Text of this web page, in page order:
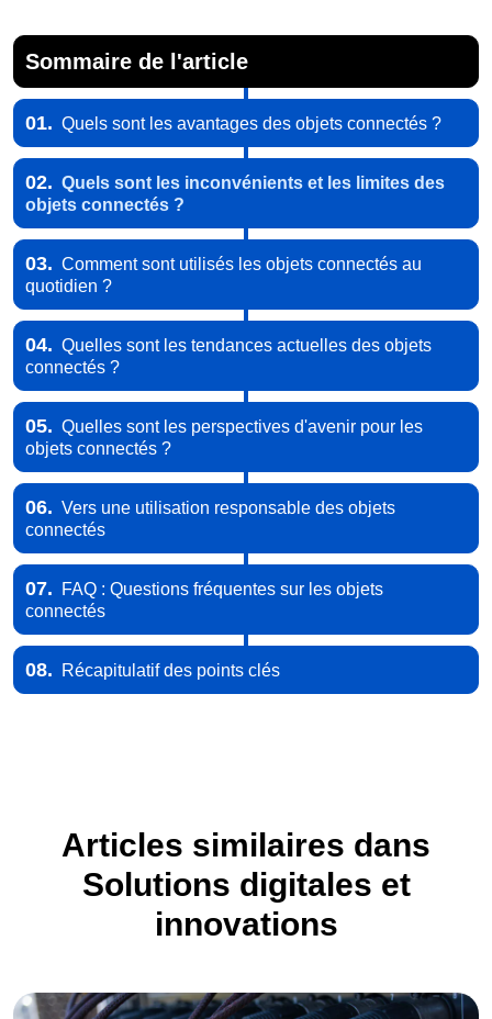
Sommaire de l'article
01. Quels sont les avantages des objets connectés ?
02. Quels sont les inconvénients et les limites des
objets connectés ?
03. Comment sont utilisés les objets connectés au
quotidien ?
04. Quelles sont les tendances actuelles des objets
connectés ?
05. Quelles sont les perspectives d'avenir pour les
objets connectés ?
06. Vers une utilisation responsable des objets
connectés
07.
FAQ : Questions fréquentes sur les objets
connectés
08. Récapitulatif des points clés
Articles similaires dans
Solutions digitales et
innovations